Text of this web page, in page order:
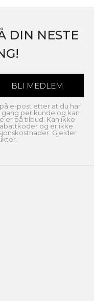
DIN NESTE
e-post etter at du har
per kunde og kan
er på tilbud. Kan ikke
og er ikke
Gjelder